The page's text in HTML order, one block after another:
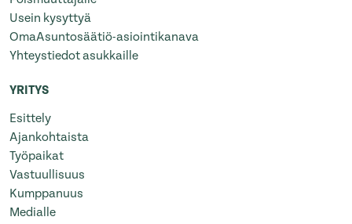
Usein kysyttyä
OmaAsuntosäätiö-asiointikanava
Yhteystiedot asukkaille
YRITYS
Esittely
Ajankohtaista
Työpaikat
Vastuullisuus
Kumppanuus
Medialle